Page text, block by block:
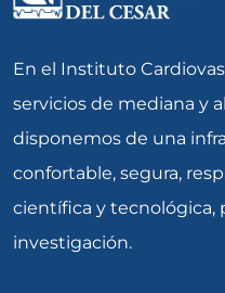
En el Instituto
servicios de mediana y
disponemos de una
confortable, segura,
científica y tecnológica,
investigación.